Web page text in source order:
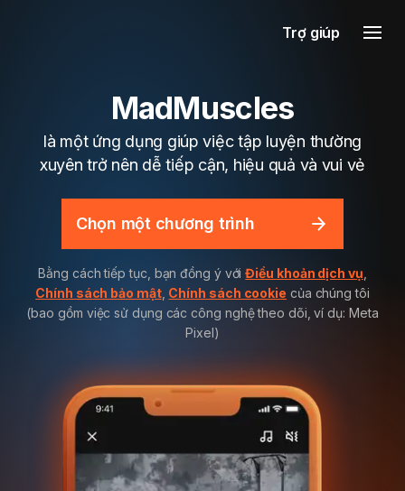
Trợ giúp
MadMuscles
là một ứng dụng giúp việc tập luyện thường
xuyên trở nên dễ tiếp cận, hiệu quả và vui vẻ
Chọn một chương trình
Bằng cách tiếp tục, bạn đồng ý vớiĐiều khoản dịch vụ
Chính sách bảo mật, Chính sách cookie của chúng tôi
(bao gồm việc sử dụng các công nghệ theo dõi, ví dụ: Meta
Pixel)